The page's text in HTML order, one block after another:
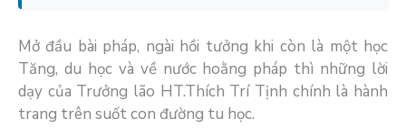
Mở đầu bài pháp, ngài hồi tưởng khi còn là một học
Tăng, du học và về nước hoằng pháp thì những lời
dạy của Trưởng lão HT.Thích Trí Tịnh chính là hành
trang trên suốt con đường tu học.